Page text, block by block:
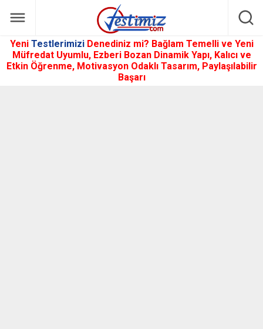
Yeni Testlerimizi Denediniz mi? Bağlam Temelli ve Yeni
Müfredat Uyumlu, Ezberi Bozan Dinamik Yapı, Kalıcı ve
Etkin Öğrenme, Motivasyon Odaklı Tasarım, Paylaşılabilir
Başarı